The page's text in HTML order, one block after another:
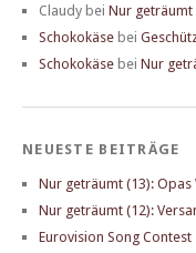
Claudy bei Nur geträumt
Schokokäse bei
Schokokäse bei Nur
NEUESTE BEITRÄGE
Nur geträumt (13):
Nur geträumt (12):
Eurovision Song Contest